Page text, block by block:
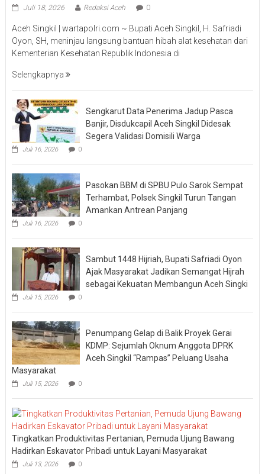
Juli 18, 2026 Redaksi Aceh 0
Aceh Singkil | wartapolri.com ~ Bupati Aceh Singkil, H. Safriadi
Oyon, SH, meninjau langsung bantuan hibah alat kesehatan dari
Kementerian Kesehatan Republik Indonesia di
Selengkapnya
Sengkarut Data Penerima Jadup Pasca
Banjir, Disdukcapil Aceh Singkil Didesak
Segera Validasi Domisili Warga
Juli 16, 2026 0
Pasokan BBM di SPBU Pulo Sarok Sempat
Terhambat, Polsek Singkil Turun Tangan
Amankan Antrean Panjang
Juli 16, 2026 0
Sambut 1448 Hijriah, Bupati Safriadi Oyon
Ajak Masyarakat Jadikan Semangat Hijrah
sebagai Kekuatan Membangun Aceh Singki
Juli 15, 2026 0
Penumpang Gelap di Balik Proyek Gerai
KDMP: Sejumlah Oknum Anggota DPRK
Aceh Singkil “Rampas” Peluang Usaha
Masyarakat
Juli 15, 2026 0
Tingkatkan Produktivitas Pertanian, Pemuda Ujung Bawang
Hadirkan Eskavator Pribadi untuk Layani Masyarakat
Juli 13, 2026 0